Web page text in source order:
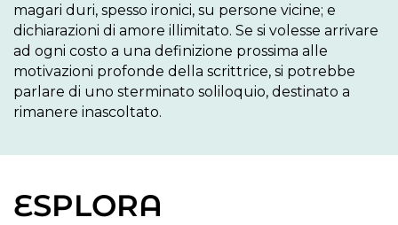
magari duri, spesso ironici, su persone vicine; e
dichiarazioni di amore illimitato. Se si volesse arrivare
ad ogni costo a una definizione prossima alle
motivazioni profonde della scrittrice, si potrebbe
parlare di uno sterminato soliloquio, destinato a
ESPLORA